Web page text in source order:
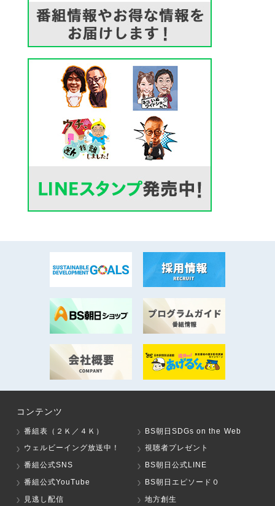
コンテンツ
番組表（２Ｋ／４Ｋ）
BS朝日SDGs on the Web
ウェルビーイング放送中！
視聴者プレゼント
番組公式SNS
BS朝日公式LINE
番組公式YouTube
BS朝日エピソード０
見逃し配信
地方創生